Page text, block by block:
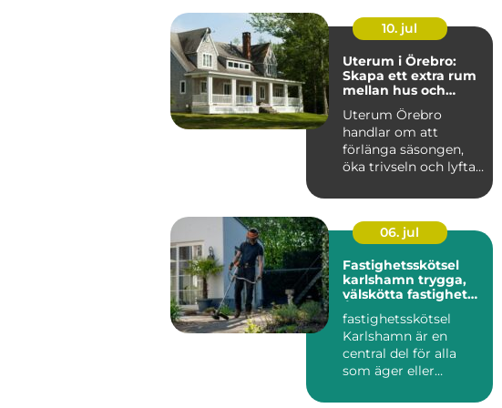
10. jul
Uterum i Örebro:
Skapa ett extra rum
mellan hus och
Uterum Örebro
handlar om att
förlänga säsongen,
öka trivseln och lyfta
06. jul
Fastighetsskötsel
karlshamn trygga,
välskötta fastigheter
fastighetsskötsel
Karlshamn är en
central del för alla
som äger eller